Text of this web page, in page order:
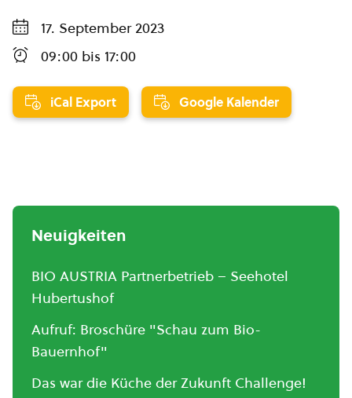
17. September 2023
09:00 bis 17:00
iCal Export Google Kalender
Neuigkeiten
BIO AUSTRIA Partnerbetrieb – Seehotel
Hubertushof
Aufruf: Broschüre "Schau zum Bio-
Bauernhof"
Das war die Küche der Zukunft Challenge!